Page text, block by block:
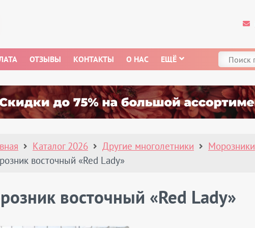
ОТЗЫВЫ КОНТАКТЫ О НАС ЕЩЁ
Каталог 2026 Другие многолетники
Морозники
восточный «Red Lady»
восточный «Red Lady»